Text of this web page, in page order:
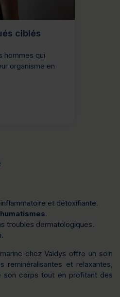
ciblés
hommes qui
organisme en
et détoxifiante.
.
troubles dermatologiques.
chez Valdys offre un soin
reminéralisantes et relaxantes,
son corps tout en profitant des